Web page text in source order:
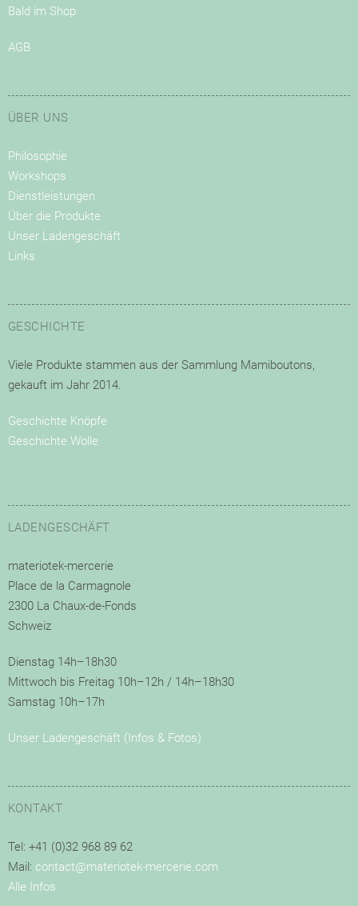
Bald im Shop
AGB
ÜBER UNS
Philosophie
Workshops
Dienstleistungen
Über die Produkte
Unser Ladengeschäft
Links
GESCHICHTE
Viele Produkte stammen aus der Sammlung Mamiboutons,
gekauft im Jahr 2014.
Geschichte Knöpfe
Geschichte Wolle
LADENGESCHÄFT
materiotek-mercerie
Place de la Carmagnole
2300 La Chaux-de-Fonds
Schweiz
Dienstag 14h–18h30
Mittwoch bis Freitag 10h–12h / 14h–18h30
Samstag 10h–17h
Unser Ladengeschäft (Infos & Fotos)
KONTAKT
Tel: +41 (0)32 968 89 62
Mail: contact@materiotek-mercerie.com
Alle Infos